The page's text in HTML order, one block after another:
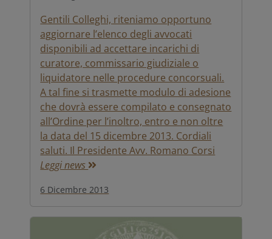
Gentili Colleghi, riteniamo opportuno
aggiornare l’elenco degli avvocati
disponibili ad accettare incarichi di
curatore, commissario giudiziale o
liquidatore nelle procedure concorsuali.
A tal fine si trasmette modulo di adesione
che dovrà essere compilato e consegnato
all’Ordine per l’inoltro, entro e non oltre
la data del 15 dicembre 2013. Cordiali
saluti. Il Presidente Avv. Romano Corsi
Leggi news
6 Dicembre 2013